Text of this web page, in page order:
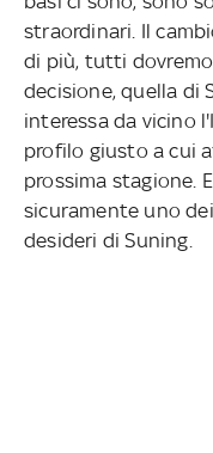
straordinari. Il
di più, tutti
decisione, quella di
interessa da vicino
profilo giusto a cui
prossima stagione.
sicuramente uno
desideri di Suning.